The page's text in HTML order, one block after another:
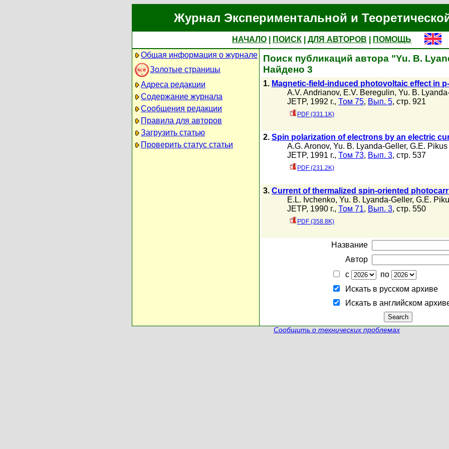
Журнал Экспериментальной и
НАЧАЛО ПОИСК ДЛЯ АВТОРОВ
ПОМОЩЬ
Общая информация о журнале
Золотые страницы
Адреса редакции
Содержание журнала
Сообщения редакции
Правила для авторов
Загрузить статью
Проверить статус статьи
Поиск публикаций автора "Yu. B.
Найдено 3
1. Magnetic-field-induced photovoltaic effect in
A.V. Andrianov, E.V. Beregulin, Yu. B.
JETP, 1992 г., Том 75, Вып. 5, стр. 921
PDF (331.1K)
2. Spin polarization of electrons by an electric
A.G. Aronov, Yu. B. Lyanda-Geller, G.E. Pikus
JETP, 1991 г., Том 73, Вып. 3, стр. 537
PDF (231.2K)
3. Current of thermalized spin-oriented
E.L. Ivchenko, Yu. B. Lyanda-Geller, G.E.
JETP, 1990 г., Том 71, Вып. 3, стр. 550
PDF (358.8K)
Название
Автор
с
по
Искать в русском архиве
Искать в английском
Сообщить о технических проблемах